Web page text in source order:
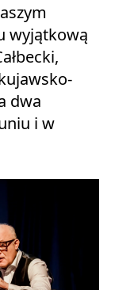
wyjątkową
dwa
i w